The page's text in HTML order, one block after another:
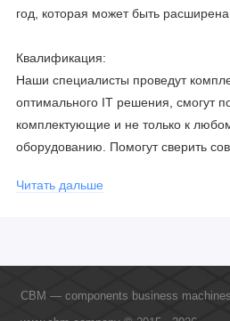
год, которая может быть
Квалификация:
Наши специалисты проведут
оптимального IT решения, смогут
комплектующие и не только к
оборудованию. Помогут сверить
официальными производителями и
Читать дальше
CBM — components business machines